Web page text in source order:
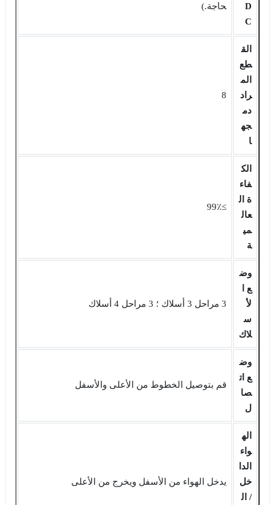
D
C
حاجة.)
الق
طع
الم
راد
دم
جه
ا
8
الك
فاء
ة ال
عال
مي
ة
≥99٪
وض
ع ا
لأ
س
لاك
3 مراحل 3 أسلاك ؛ 3 مراحل 4 أسلاك
وض
ع ات
صا
ل
قم بتوصيل الخطوط من الأعلى والأسفل
اله
واء
الدا
خل
/ ال
يدخل الهواء من الأسفل ويخرج من الأعلى